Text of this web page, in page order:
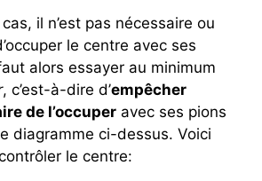
il n’est pas nécessaire ou
le centre avec ses
alors essayer au minimum
, c’est-à-dire d’empêcher
de l’occuper avec ses pions
diagramme ci-dessus. Voici
le centre: